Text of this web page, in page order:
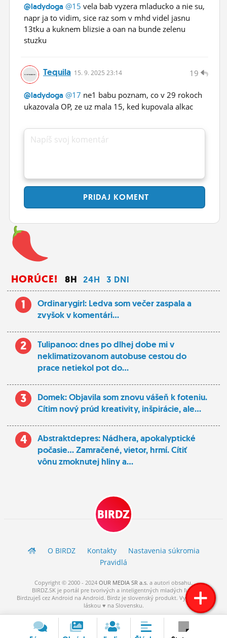
@ladydoga @15 vela bab vyzera mladucko a nie su,
napr ja to vidim, sice raz som v mhd videl jasnu
13tku a kuknem blizsie a oan na bunde zelenu
stuzku
19
Tequila 15. 9. 2025 23:14
@ladydoga @17 ne1 babu poznam, co v 29 rokoch
ukazovala OP, ze uz mala 15, ked kupovala alkac
Napíš svoj komentár
PRIDAJ KOMENT
HORÚCE! 8H 24H 3 DNI
1
Ordinarygirl: Ledva som večer zaspala a
zvyšok v komentári...
2
Tulipanoo: dnes po dlhej dobe mi v
neklimatizovanom autobuse cestou do
prace netiekol pot do...
3
Domek: Objavila som znovu vášeň k foteniu.
Cítim nový prúd kreativity, inšpirácie, ale...
4
Abstraktdepres: Nádhera, apokalyptické
počasie... Zamračené, vietor, hrmí. Cítiť
vônu zmoknutej hliny a...
BIRDZ
O BIRDZ Kontakty
Nastavenia súkromia
Pravidlá
Copyright © 2000 - 2024 OUR MEDIA SR a.s. a autori obsahu.
BIRDZ.SK je portál pre tvorivých a inteligentných mladých ľudí.
Birdzuješ cez Android na Android. Birdz je slovenský produkt. Vytvorené s
láskou ♥ na Slovensku.